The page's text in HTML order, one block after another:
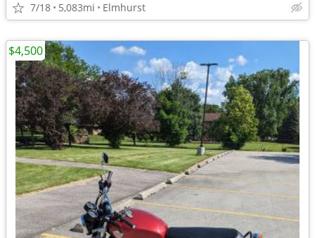
7/18 5,083mi Elmhurst
$4,500